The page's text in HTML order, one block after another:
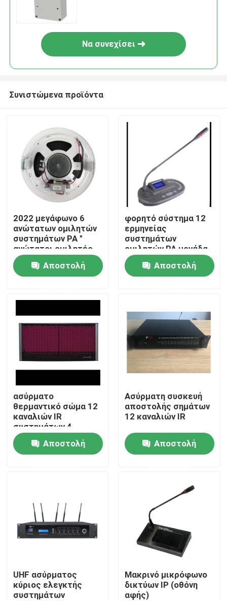
Προϊόντα
Βίντεο
Περίπου εμείς
Γύρος εργοστασίων
Ειδήσεις
Ενισχυτής συστημάτων PA
Να συνεχίσει
Συνιστώμενα προϊόντα
2022 μεγάφωνο 6
ανώτατων ομιλητών
συστημάτων PA "
ανώτατοι ομιλητές
1.5W-3W-6W
Αποστολή
φορητό σύστημα 12
ερμηνείας
συστημάτων
ομιλητών PA μονάδα
διερμηνέων καναλιών
Αποστολή
ασύρματο
θερμαντικό σώμα 12
καναλιών IR
συστημάτων 4
ομιλητών PA
Αποστολή
Ασύρματη συσκευή
αποστολής σημάτων
12 καναλιών IR
Αποστολή
UHF ασύρματος
κύριος ελεγκτής
συστημάτων
Μακρινό μικρόφωνο
δικτύων IP (οθόνη
αφής)